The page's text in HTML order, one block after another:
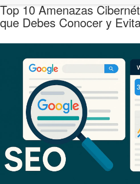
Top 10 Amenazas
que Debes Conocer y